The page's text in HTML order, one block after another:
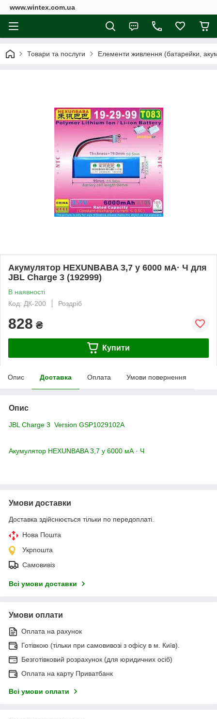
www.wintex.com.ua
Товари та послуги Елементи живлення (батарейки,
Акумулятор HEXUNBABA 3,7 у 6000 мА· Ч для
JBL Charge 3 (192999)
В наявності
Код: ДК-200
Роздріб
828 ₴
Купити
Опис Доставка Оплата Умови повернення
Опис
JBL Charge 3 Version GSP1029102A
Акумулятор HEXUNBABA 3,7 у 6000 мА · Ч
Умови доставки
Доставка здійснюється тільки по передоплаті.
Нова Пошта
Укрпошта
Самовивіз
Всі умови доставки
Умови оплати
Оплата на рахунок
Готівкою (тільки при самовивозі з офісу в м. Київ).
Безготівковий розрахунок (для юридичних осіб)
Оплата на карту Приватбанк
Всі умови оплати